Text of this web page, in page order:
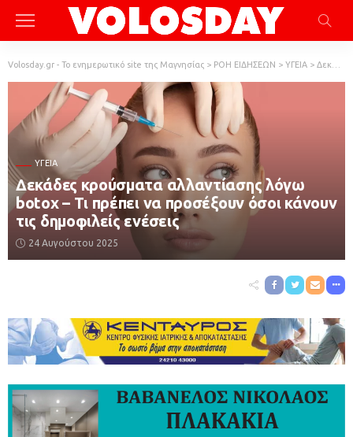
Volosday.gr - Το ενημερωτικό site της Μαγνησίας > ΡΟΗ ΕΙΔΗΣΕΩΝ > ΥΓΕΙΑ > Δεκάδες κρούσματα αλλαντίασης λόγω botox – Τι πρέπει να προσέξουν όσοι κάνουν τις δημοφιλείς ενέσεις
ΥΓΕΙΑ
Δεκάδες κρούσματα αλλαντίασης λόγω
botox – Τι πρέπει να προσέξουν όσοι κάνουν
τις δημοφιλείς ενέσεις
24 Αυγούστου 2025